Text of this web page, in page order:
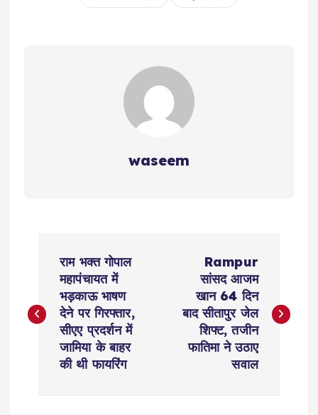
waseem
s
राम भक्त गोपाल
महापंचायत में
भड़काऊ भाषण
देने पर गिरफ्तार,
सीएए प्रदर्शन में
जामिया के बाहर
की थी फायरिंग
Rampur
सांसद आजम
खान 64 दिन
बाद सीतापुर जेल
शिफ्ट, तजीन
फातिमा ने उठाए
सवाल